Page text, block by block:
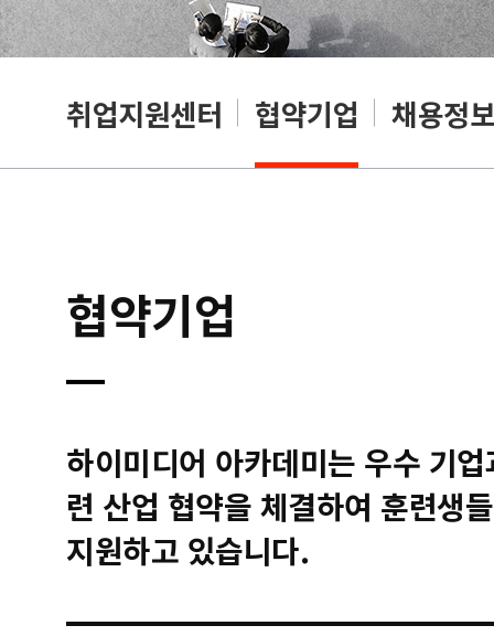
취업지원센터 협약기업 채용정보
협약기업
하이미디어 아카데미는 우수 기
련 산업 협약을 체결하여 훈련생
지원하고 있습니다.